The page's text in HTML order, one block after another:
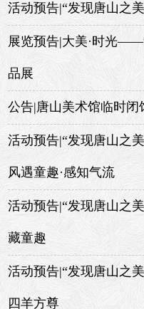
活动预告|“发现唐山之
展览预告|大美·时光
品展
公告|唐山美术馆临时闭
活动预告|“发现唐山之
风遇童趣·感知气流
活动预告|“发现唐山之
藏童趣
活动预告|“发现唐山之
四羊方尊